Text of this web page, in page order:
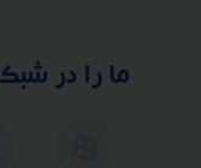
ما را در